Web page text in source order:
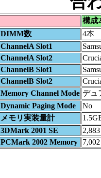
構成
DIMM数
4本
ChannelA Slot1
ChannelA Slot2
ChannelB Slot1
ChannelB Slot2
Memory Channel Mode デュ
Dynamic Paging Mode
No
メモリ実装量計
3DMark 2001 SE
2,883
PCMark 2002 Memory
7,002